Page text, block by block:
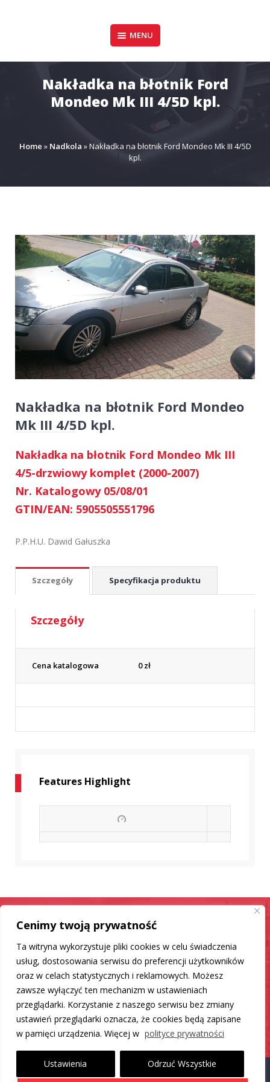
Cenimy twoją prywatność
Ta witryna wykorzystuje pliki cookies w celu świadczenia
usług, dostosowania serwisu do preferencji użytkowników
oraz w celach statystycznych i reklamowych. Możesz
zawsze wyłączyć ten mechanizm w ustawieniach
przeglądarki. Korzystanie z naszego serwisu bez zmiany
ustawień przeglądarki oznacza, że cookies będą zapisane
w pamięci urządzenia. Więcej w polityce prywatności
Ustawienia Odrzuć Wszystkie
P.P.H.U. DAWID
GAŁUSZKA
Design & Style
MENU
Nakładka na błotnik Ford
Mondeo Mk III 4/5D kpl.
Home » Nadkola »Nakładka na błotnik Ford Mondeo Mk III 4/5D
kpl.
Nakładka na błotnik Ford Mondeo
Mk III 4/5D kpl.
Nakładka na błotnik Ford Mondeo Mk III
4/5-drzwiowy komplet (2000-2007)
Nr. Katalogowy 05/08/01
GTIN/EAN: 5905505551796
P.P.H.U. Dawid Gałuszka
Szczegóły Specyfikacja produktu
Szczegóły
Cena katalogowa 0zł
Features Highlight
Samochód jak nowy
Mamy dla Ciebie rozwiązanie
DO LISTY PRODUKTÓW